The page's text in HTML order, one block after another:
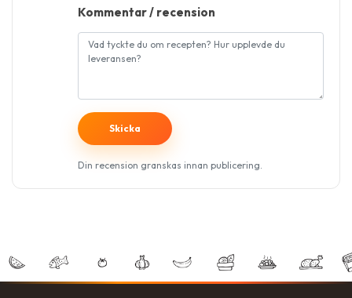
Kommentar / recension
Din recension granskas innan publicering.